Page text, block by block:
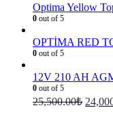
Optima Yellow
0 out of 5
OPTİMA RED
0 out of 5
12V 210 AH
0 out of 5
25,500.00₺